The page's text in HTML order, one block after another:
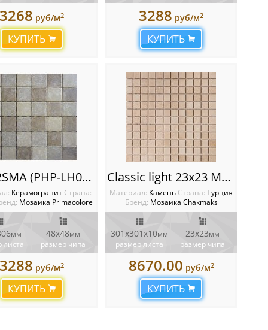
3268 руб/м2
КУПИТЬ
3288 руб/м2
КУПИТЬ
CE552SMA (PHP-LH01 Мозаика) Primacolore
Керамогранит Cтрана:
Мозаика Primacolore
мм
листа
48x48мм
размер чипа
3288 руб/м2
КУПИТЬ
Classic light 23x23 Мозаика Chakmaks
Материал: Камень Cтрана: Турция
Бренд: Мозаика Chakmaks
301х301х10мм
размер листа
23х23мм
размер чипа
8670.00 руб/м2
КУПИТЬ